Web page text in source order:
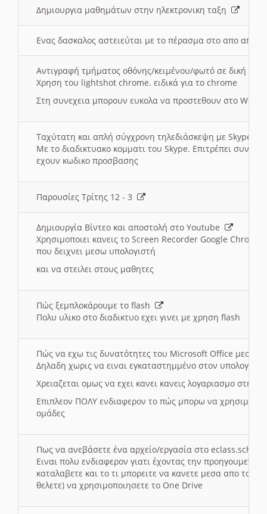
Δημιουργια μαθημάτων στην ηλεκτρονικη ταξη
Ενας δασκαλος αστειεύται με το πέρασμα στο απο
Αντιγραφή τμήματος οθόνης/κειμένου/φωτό σε δική
Χρηση του lightshot chrome. ειδικά για το chrome
Στη συνεχεια μπορουν ευκολα να προστεθουν στο Word
Ταχύτατη και απλή σύγχρονη τηλεδιάσκεψη με Skype
Με το διαδικτυακο κομματι του Skype. Επιτρέπει
εχουν κωδικο προσβασης
Παρουσίες Τρίτης 12 - 3
Δημιουργία Βίντεο και αποστολή στο Youtube
Χρησιμοποιει κανεις το Screen Recorder Google Chrome
που δειχνει μεσω υπολογιστή
και να στειλει στους μαθητες
Πώς ξεμπλοκάρουμε το flash
Πολυ υλικο στο διαδικτυο εχει γινει με χρηση flash
Πώς να εχω τις δυνατότητες του Microsoft Office μεσω
Δηλαδη χωρις να ειναι εγκαταστημμένο στον
Χρειαζεται ομως να εχει κανει κανεις λογαριασμο στη
Επιπλεον ΠΟΛΥ ενδιαφερον το πώς μπορω να
ομάδες
Πως να ανεβάσετε ένα αρχείο/εργασία στο eclass.sch.gr
Ειναι πολυ ενδιαφερον γιατι έχοντας την
καταλαβετε και το τι μπορειτε να κανετε μεσα απο το
θελετε) να χρησιμοποιησετε το One Drive